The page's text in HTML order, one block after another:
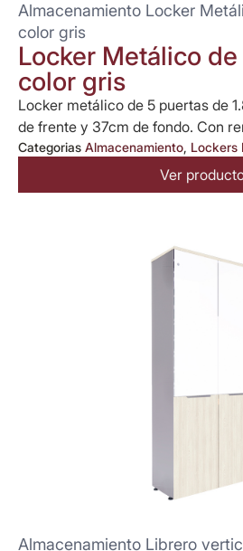
Almacenamiento Locker
color gris
Locker Metálico
color gris
Locker metálico de 5 puertas de
de frente y 37cm de fondo. Con
Categorias Almacenamiento, Lockers
Ver
Almacenamiento Librero